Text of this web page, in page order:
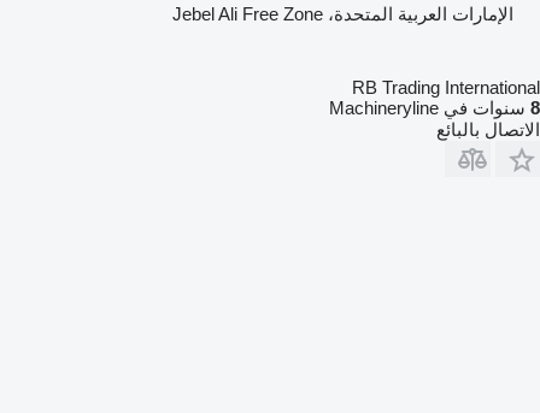
الإمارات العربية المتحدة، Jebel Ali Free Zone
RB Trading International
8 سنوات في Machineryline
الاتصال بالبائع